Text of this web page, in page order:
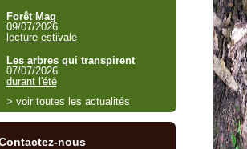
Forêt Mag
09/07/2026
lecture estivale
Les arbres qui transpirent
07/07/2026
durant l'été
> voir toutes les actualités
nous